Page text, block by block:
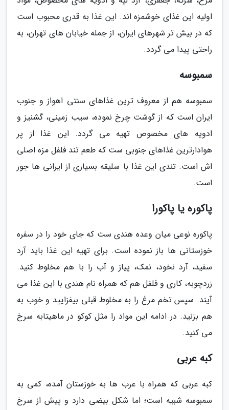
اولیه این غذای خوشمزه اند. این غذا به قدری محبوب است
که در بیش تر شهرهای ایران، از جمله خیابان های تهران، به
راحتی پیدا می گردد.
سمبوسه
سمبوسه هم از معروف ترین غذاهای سنتی اهواز و جنوب
ایران است که از گوشت چرخ نموده، سیب زمینی، گشنیز و
ادویه های مخصوص تهیه می گردد. این غذا از پر
هوادارترین غذاهای جنوبی ست که طعم تند فلفل مزه اصلی
اش است. تندی این غذا با سلیقه بسیاری از ایرانی ها جور
است.
پاکوره یا پاکورا
پاکوره نوعی میان وعده هندی ست که جای خود را در سفره
خوزستانی ها باز نموده است. برای تهیه این غذا باید آرد
سفید، آرد نخود، نمک، پیاز و آب را با هم مخلوط کنید.
زردچوبه، کاری و فلفل هم که همراه نام هندی با این غذا می
آیند. سپس تخم مرغ را به مخلوط قبلی بیفزایید و خوب به
هم بزنید. در ادامه این مواد را مثل کوکو در ماهیتابه سرخ
می کنید.
کبه عربی
کبه عربی که همراه با عرب ها به خوزستان آمده، کمی به
سمبوسه شبیه است؛ اما شکل بیضی دارد و پیش از سرخ